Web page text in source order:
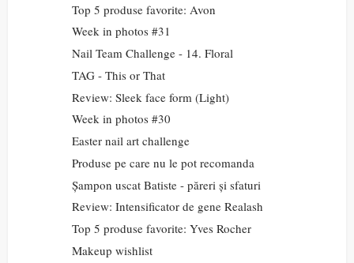
Top 5 produse favorite: Avon
Week in photos #31
Nail Team Challenge - 14. Floral
TAG - This or That
Review: Sleek face form (Light)
Week in photos #30
Easter nail art challenge
Produse pe care nu le pot recomanda
Șampon uscat Batiste - păreri și sfaturi
Review: Intensificator de gene Realash
Top 5 produse favorite: Yves Rocher
Makeup wishlist